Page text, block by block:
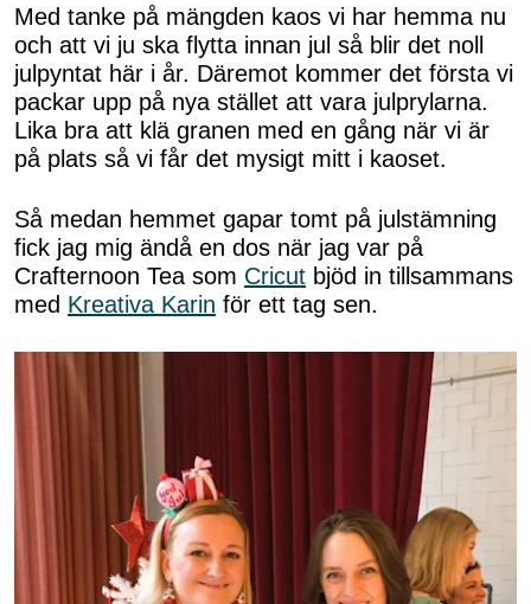
50
seconds
Med tanke på mängden kaos vi har hemma nu
och att vi ju ska flytta innan jul så blir det noll
julpyntat här i år. Däremot kommer det första vi
packar upp på nya stället att vara julprylarna.
Lika bra att klä granen med en gång när vi är
på plats så vi får det mysigt mitt i kaoset.
Så medan hemmet gapar tomt på julstämning
fick jag mig ändå en dos när jag var på
Crafternoon Tea som Cricut bjöd in tillsammans
med Kreativa Karin för ett tag sen.